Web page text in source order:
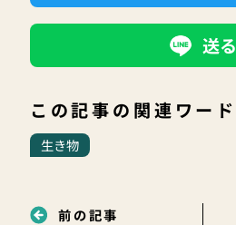
送る
この記事の関連ワード
生き物
前の記事